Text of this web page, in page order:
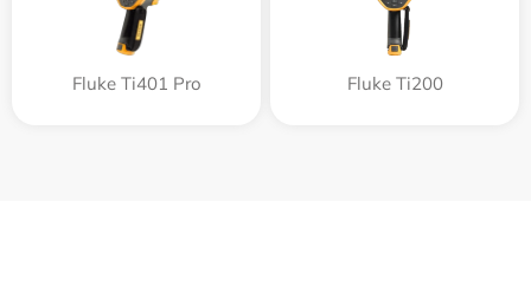
Fluke Ti401 Pro Fluke Ti200